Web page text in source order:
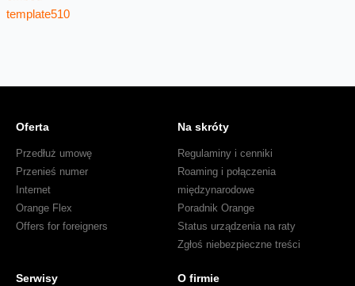
Oferta
Przedłuż umowę
Przenieś numer
Internet
Orange Flex
Offers for foreigners
Na skróty
Regulaminy i cenniki
Roaming i połączenia
międzynarodowe
Poradnik Orange
Status urządzenia na raty
Zgłoś niebezpieczne treści
Serwisy O firmie